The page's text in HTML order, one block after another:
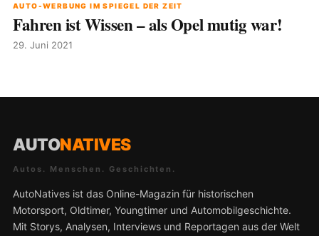
AUTO-WERBUNG IM SPIEGEL DER ZEIT
Fahren ist Wissen – als Opel mutig war!
29. Juni 2021
AUTONATIVES
Autos. Menschen. Geschichten.
AutoNatives ist das Online-Magazin für historischen
Motorsport, Oldtimer, Youngtimer und Automobilgeschichte.
Mit Storys, Analysen, Interviews und Reportagen aus der Welt